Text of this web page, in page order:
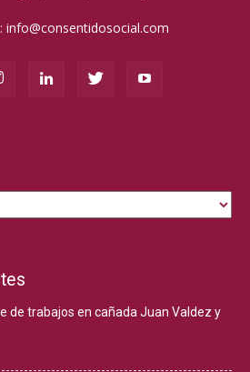
info@consentidosocial.com
de trabajos en cañada Juan Valdez y